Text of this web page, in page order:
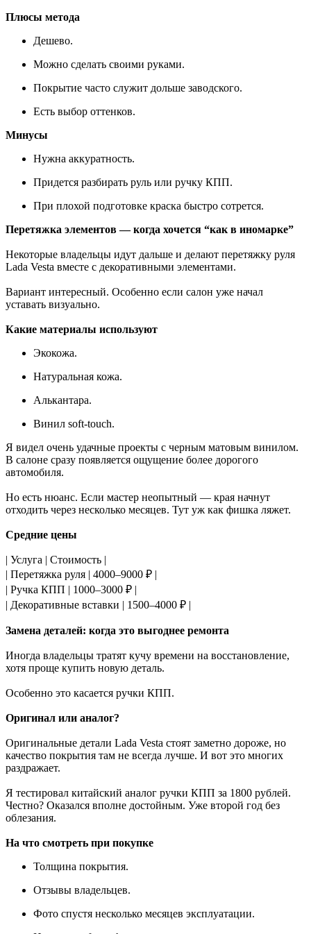
Плюсы метода
Дешево.
Можно сделать своими руками.
Покрытие часто служит дольше заводского.
Есть выбор оттенков.
Минусы
Нужна аккуратность.
Придется разбирать руль или ручку КПП.
При плохой подготовке краска быстро сотрется.
Перетяжка элементов — когда хочется “как в иномарке”
Некоторые владельцы идут дальше и делают перетяжку руля
Lada Vesta вместе с декоративными элементами.
Вариант интересный. Особенно если салон уже начал
уставать визуально.
Какие материалы используют
Экокожа.
Натуральная кожа.
Алькантара.
Винил soft-touch.
Я видел очень удачные проекты с черным матовым винилом.
В салоне сразу появляется ощущение более дорогого
автомобиля.
Но есть нюанс. Если мастер неопытный — края начнут
отходить через несколько месяцев. Тут уж как фишка ляжет.
Средние цены
| Услуга | Стоимость |
| Перетяжка руля | 4000–9000 ₽ |
| Ручка КПП | 1000–3000 ₽ |
| Декоративные вставки | 1500–4000 ₽ |
Замена деталей: когда это выгоднее ремонта
Иногда владельцы тратят кучу времени на восстановление,
хотя проще купить новую деталь.
Особенно это касается ручки КПП.
Оригинал или аналог?
Оригинальные детали Lada Vesta стоят заметно дороже, но
качество покрытия там не всегда лучше. И вот это многих
раздражает.
Я тестировал китайский аналог ручки КПП за 1800 рублей.
Честно? Оказался вполне достойным. Уже второй год без
облезания.
На что смотреть при покупке
Толщина покрытия.
Отзывы владельцев.
Фото спустя несколько месяцев эксплуатации.